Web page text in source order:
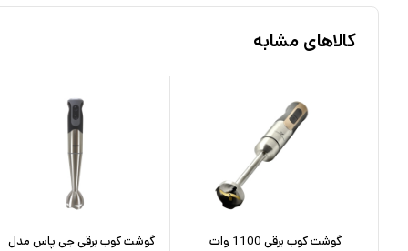
کالاهای مشابه
گوشت کوب برقی 1100 وات
گوشت کوب برقی جی پاس مدل